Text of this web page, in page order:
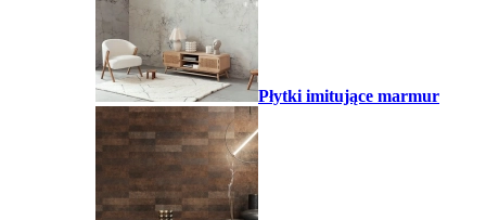
Płytki imitujące marmur